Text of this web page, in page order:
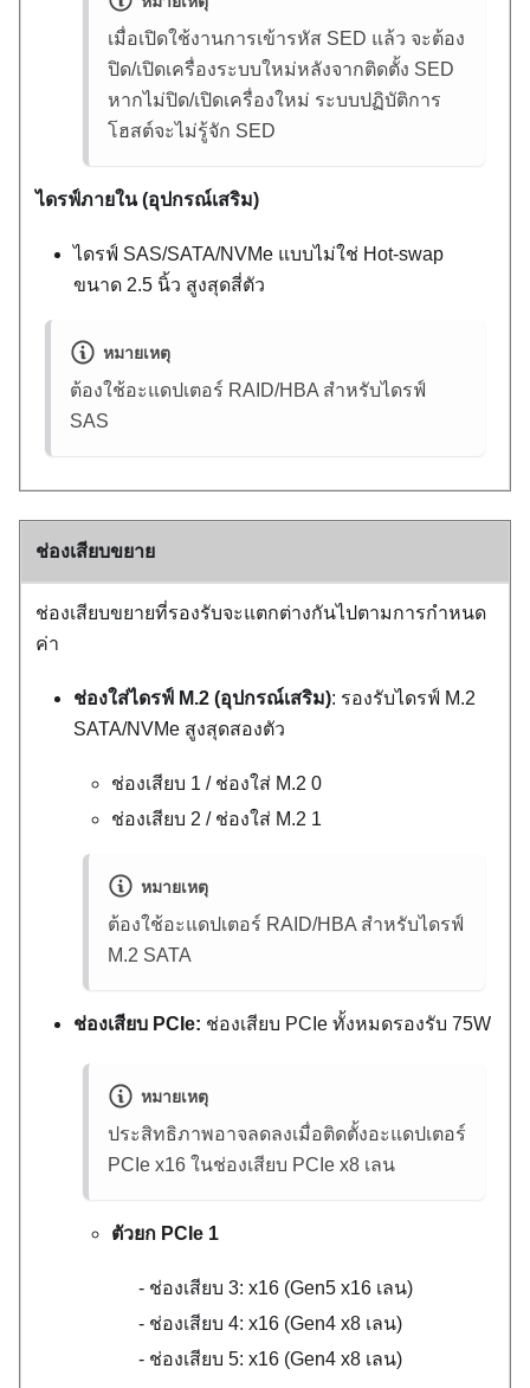
เมื่อเปิดใช้งานการเข้ารหัส SED แล้ว จะต้อง
ปิด/เปิดเครื่องระบบใหม่หลังจากติดตั้ง SED
หากไม่ปิด/เปิดเครื่องใหม่ ระบบปฏิบัติการ
โฮสต์จะไม่รู้จัก SED
ไดรฟ์ภายใน (อุปกรณ์เสริม)
ไดรฟ์ SAS/SATA/NVMe แบบไม่ใช่ Hot-swap
ขนาด 2.5 นิ้ว สูงสุดสี่ตัว
หมายเหตุ
ต้องใช้อะแดปเตอร์ RAID/HBA สำหรับไดรฟ์
SAS
ช่องเสียบขยาย
ช่องเสียบขยายที่รองรับจะแตกต่างกันไปตามการกำหนด
ค่า
ช่องใส่ไดรฟ์ M.2 (อุปกรณ์เสริม): รองรับไดรฟ์ M.2
SATA/NVMe สูงสุดสองตัว
ช่องเสียบ 1 / ช่องใส่ M.2 0
ช่องเสียบ 2 / ช่องใส่ M.2 1
หมายเหตุ
ต้องใช้อะแดปเตอร์ RAID/HBA สำหรับไดรฟ์
M.2 SATA
ช่องเสียบ PCIe: ช่องเสียบ PCIe ทั้งหมดรองรับ 75W
หมายเหตุ
ประสิทธิภาพอาจลดลงเมื่อติดตั้งอะแดปเตอร์
PCIe x16 ในช่องเสียบ PCIe x8 เลน
ตัวยก PCIe 1
ช่องเสียบ 3: x16 (Gen5 x16 เลน)
ช่องเสียบ 4: x16 (Gen4 x8 เลน)
ช่องเสียบ 5: x16 (Gen4 x8 เลน)